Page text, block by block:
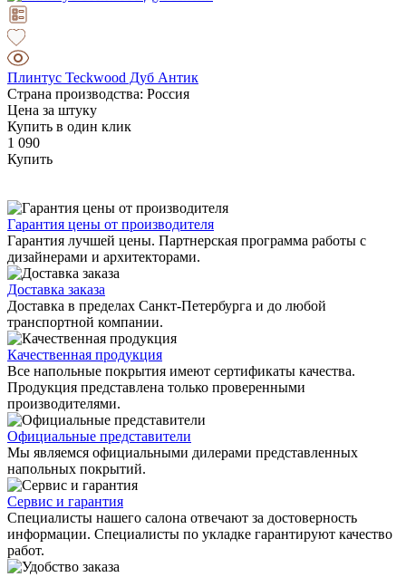
Плинтус Teckwood Дуб Антик
Страна производства: Россия
Цена за штуку
Купить в один клик
1 090
Купить
Гарантия цены от производителя
Гарантия лучшей цены. Партнерская программа работы с
дизайнерами и архитекторами.
Доставка заказа
Доставка в пределах Санкт-Петербурга и до любой
транспортной компании.
Качественная продукция
Все напольные покрытия имеют сертификаты качества.
Продукция представлена только проверенными
производителями.
Официальные представители
Мы являемся официальными дилерами представленных
напольных покрытий.
Сервис и гарантия
Специалисты нашего салона отвечают за достоверность
информации. Специалисты по укладке гарантируют качество
работ.